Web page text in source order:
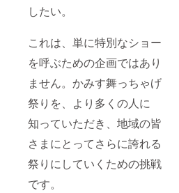
したい。
これは、単に特別なショー
を呼ぶための企画ではあり
ません。かみす舞っちゃげ
祭りを、より多くの人に
知っていただき、地域の皆
さまにとってさらに誇れる
祭りにしていくための挑戦
です。